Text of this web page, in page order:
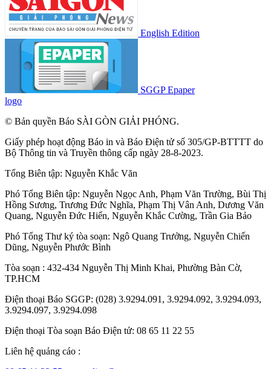
English Edition
SGGP Epaper
logo
© Bản quyền Báo SÀI GÒN GIẢI PHÓNG.
Giấy phép hoạt động Báo in và Báo Điện tử số 305/GP-BTTTT do
Bộ Thông tin và Truyền thông cấp ngày 28-8-2023.
Tổng Biên tập: Nguyễn Khắc Văn
Phó Tổng Biên tập: Nguyễn Ngọc Anh, Phạm Văn Trường, Bùi Thị
Hồng Sương, Trương Đức Nghĩa, Phạm Thị Vân Anh, Dương Văn
Quang, Nguyễn Đức Hiển, Nguyễn Khắc Cường, Trần Gia Bảo
Phó Tổng Thư ký tòa soạn: Ngô Quang Trưởng, Nguyễn Chiến
Dũng, Nguyễn Phước Bình
Tòa soạn : 432-434 Nguyễn Thị Minh Khai, Phường Bàn Cờ,
TP.HCM
Điện thoại Báo SGGP: (028) 3.9294.091, 3.9294.092, 3.9294.093,
3.9294.097, 3.9294.098
Điện thoại Tòa soạn Báo Điện tử: 08 65 11 22 55
Liên hệ quảng cáo :